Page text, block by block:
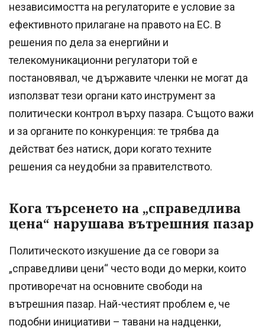
независимостта на регулаторите е условие за
ефективното прилагане на правото на ЕС. В
решения по дела за енергийни и
телекомуникационни регулатори той е
постановявал, че държавите членки не могат да
използват тези органи като инструмент за
политически контрол върху пазара. Същото важи
и за органите по конкуренция: те трябва да
действат без натиск, дори когато техните
решения са неудобни за правителството.
Кога търсенето на „справедлива
цена“ нарушава вътрешния пазар
Политическото изкушение да се говори за
„справедливи цени“ често води до мерки, които
противоречат на основните свободи на
вътрешния пазар. Най-честият проблем е, че
подобни инициативи – тавани на надценки,